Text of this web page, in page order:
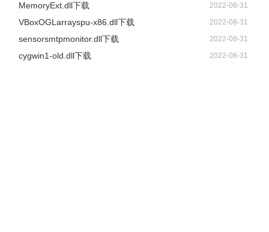
MemoryExt.dll下载 2022-08-31
VBoxOGLarrayspu-x86.dll下载 2022-08-31
sensorsmtpmonitor.dll下载 2022-08-31
cygwin1-old.dll下载 2022-08-31